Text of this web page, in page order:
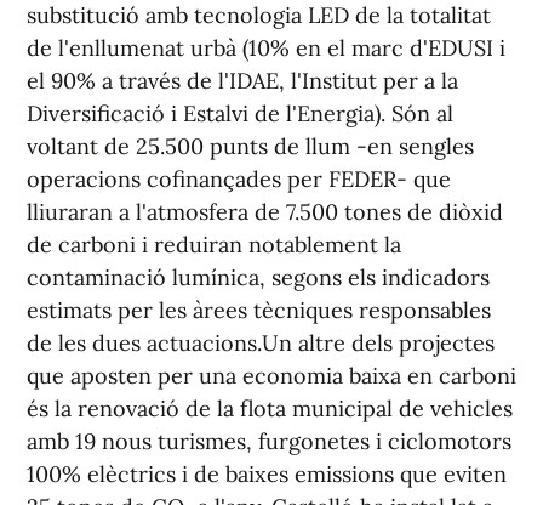
substitució amb tecnologia LED de la totalitat
de l'enllumenat urbà (10% en el marc d'EDUSI i
el 90% a través de l'IDAE, l'Institut per a la
Diversificació i Estalvi de l'Energia). Són al
voltant de 25.500 punts de llum -en sengles
operacions cofinançades per FEDER- que
lliuraran a l'atmosfera de 7.500 tones de diòxid
de carboni i reduiran notablement la
contaminació lumínica, segons els indicadors
estimats per les àrees tècniques responsables
de les dues actuacions.Un altre dels projectes
que aposten per una economia baixa en carboni
és la renovació de la flota municipal de vehicles
amb 19 nous turismes, furgonetes i ciclomotors
100% elèctrics i de baixes emissions que eviten